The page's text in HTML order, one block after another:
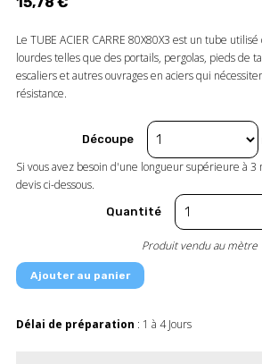
Le TUBE ACIER CARRE 80X80X3 est un tube
lourdes telles que des portails, pergolas, pieds de
escaliers et autres ouvrages en aciers qui
résistance.
Découpe
Si vous avez besoin d'une longueur supérieure à
devis ci-dessous.
Quantité
Produit vendu au mètre
Ajouter au panier
Délai de préparation : 1 à 4 Jours